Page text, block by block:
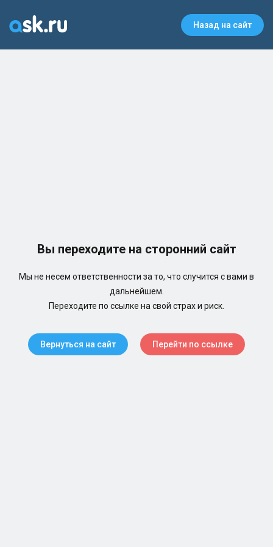
Назад на сайт
Вы переходите на сторонний сайт
Мы не несем ответственности за то, что случится с вами в
дальнейшем.
Переходите по ссылке на свой страх и риск.
Вернуться на сайт Перейти по ссылке